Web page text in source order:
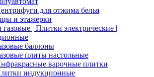
для отжима белья
и этажерки
| Плитки электрические |
баллоны
плиты настольные
варочные плитки
индукционные